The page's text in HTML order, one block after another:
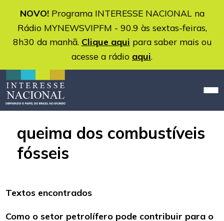
NOVO!Programa INTERESSE NACIONAL na
Rádio MYNEWSVIPFM - 90.9 às sextas-feiras,
8h30 da manhã. Clique aqui para saber mais ou
acesse a rádio aqui.
queima dos combustíveis
fósseis
Textos encontrados
Como o setor petrolífero pode contribuir para o